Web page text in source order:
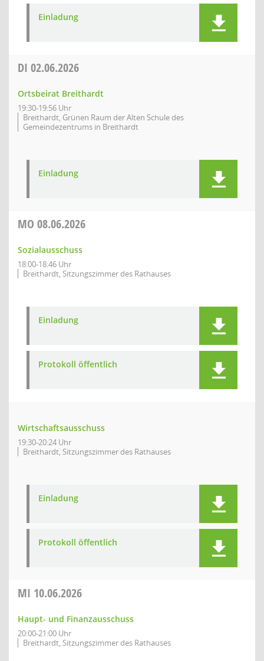
Einladung
DI 02.06.2026
Ortsbeirat Breithardt
19:30-19:56 Uhr
Breithardt, Grünen Raum der Alten Schule des
Gemeindezentrums in Breithardt
Einladung
MO 08.06.2026
Sozialausschuss
18:00-18:46 Uhr
Breithardt, Sitzungszimmer des Rathauses
Einladung
Protokoll öffentlich
Wirtschaftsausschuss
19:30-20:24 Uhr
Breithardt, Sitzungszimmer des Rathauses
Einladung
Protokoll öffentlich
MI 10.06.2026
Haupt- und Finanzausschuss
20:00-21:00 Uhr
Breithardt, Sitzungszimmer des Rathauses